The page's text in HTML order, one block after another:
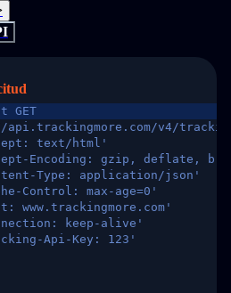
GET
v4/trackings/
text/html'
Encoding: gzip, deflate,
Type: application/json'
Control: max-age=0'
www.trackingmore.com'
keep-alive'
Api-Key: 123'